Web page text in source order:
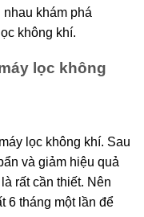
nhau khám phá
không khí.
lọc không
lọc không khí. Sau
và giảm hiệu quả
rất cần thiết. Nên
6 tháng một lần để